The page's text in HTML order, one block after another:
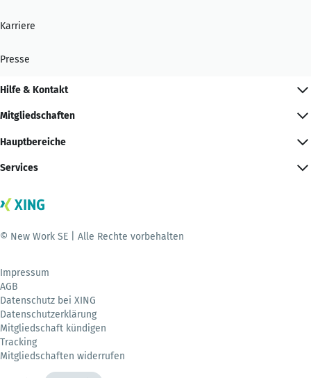
Karriere
Presse
Hilfe & Kontakt
Mitgliedschaften
Hauptbereiche
Services
© New Work SE | Alle Rechte vorbehalten
Impressum
AGB
Datenschutz bei XING
Datenschutzerklärung
Mitgliedschaft kündigen
Tracking
Mitgliedschaften widerrufen